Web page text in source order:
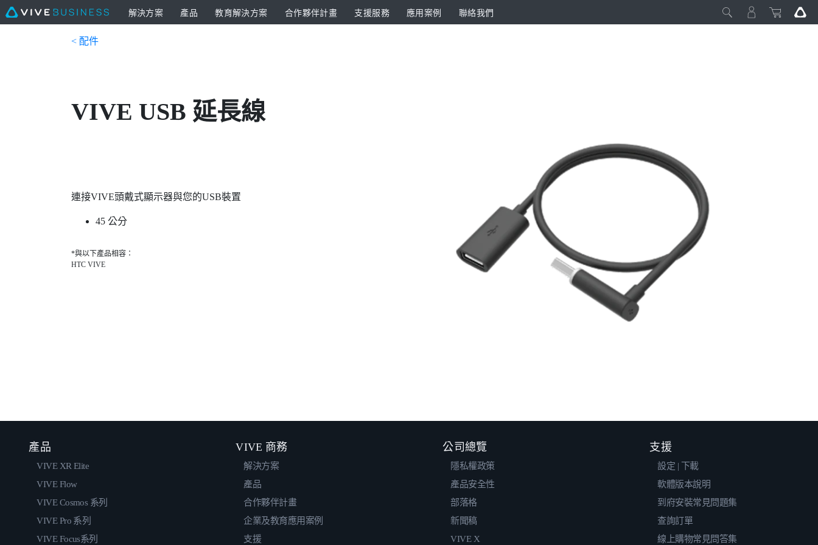
解決方案 產品 教育解決方案 合作夥伴計畫 支援服務 應用案例 聯絡我們
< 配件
VIVE USB 延長線
連接VIVE頭戴式顯示器與您的USB裝置
45 公分
*與以下產品相容：
HTC VIVE
產品
VIVE XR Elite
VIVE Flow
VIVE Cosmos 系列
VIVE Pro 系列
VIVE Focus系列
VIVE 商務
解決方案
產品
合作夥伴計畫
企業及教育應用案例
支援
公司總覽
隱私權政策
產品安全性
部落格
新聞稿
VIVE X
支援
設定 | 下載
軟體版本說明
到府安裝常見問題集
查詢訂單
線上購物常見問答集